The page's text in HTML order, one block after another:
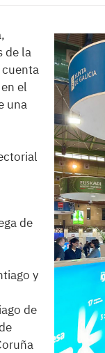
de la
el
una
de
y
de